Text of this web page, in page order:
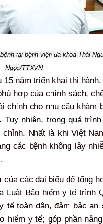
tại bệnh viện đa khoa Thái
Ngọc/TTXVN
năm triển khai thi
hợp của chính sách,
cho nhu cầu khám
nhiên, trong quá
Nhất là khi Việt
các bệnh không lây
các đại biểu để tổng
Luật Bảo hiểm y tế trình
tế toàn dân, đảm bảo
hiểm y tế; góp phần